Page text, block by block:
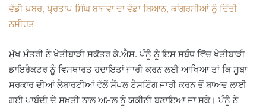
ਵੱਡੀ ਖ਼ਬਰ, ਪ੍ਰਤਾਪ ਸਿੰਘ ਬਾਜਵਾ ਦਾ ਵੱਡਾ ਬਿਆਨ, ਕਾਂਗਰਸੀਆਂ ਨੂੰ ਦਿੱਤੀ
ਨਸੀਹਤ
ਮੁੱਖ ਮੰਤਰੀ ਨੇ ਖੇਤੀਬਾੜੀ ਸਕੱਤਰ ਕੇ.ਐਸ. ਪੰਨੂੰ ਨੂੰ ਇਸ ਸਬੰਧ ਵਿੱਚ ਖੇਤੀਬਾੜੀ
ਡਾਇਰੈਕਟਰ ਨੂੰ ਵਿਸਥਾਰਤ ਹਦਾਇਤਾਂ ਜਾਰੀ ਕਰਨ ਲਈ ਆਖਿਆ ਤਾਂ ਕਿ ਸੂਬਾ
ਸਰਕਾਰ ਦੀਆਂ ਲੈਬਾਰਟੀਆਂ ਵੱਲੋਂ ਸੈਂਪਲ ਟੈਸਟਿੰਗ ਜਾਰੀ ਕਰਨ ਤੋਂ ਬਾਅਦ ਲਾਈ
ਗਈ ਪਾਬੰਦੀ ਦੇ ਸਖ਼ਤੀ ਨਾਲ ਅਮਲ ਨੂੰ ਯਕੀਨੀ ਬਣਾਇਆ ਜਾ ਸਕੇ। ਪੰਨੂੰ ਨੇ